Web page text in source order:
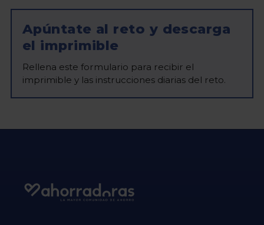
Apúntate al reto y descarga
el imprimible
Rellena este formulario para recibir el
imprimible y las instrucciones diarias del reto.